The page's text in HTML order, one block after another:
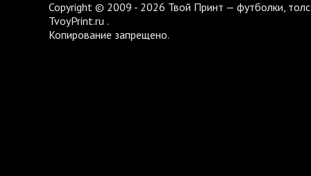
Copyright © 2009 - 2026 Твой Принт — футболки,
TvoyPrint.ru .
Копирование запрещено.